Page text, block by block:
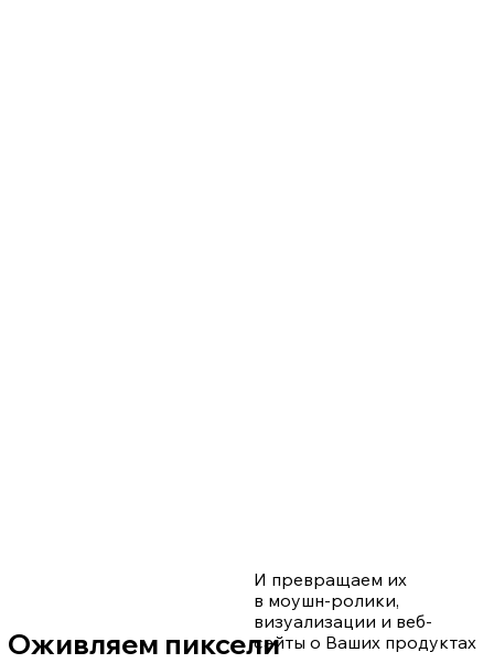
Оживляем пиксели
И превращаем их
в моушн-ролики,
визуализации и веб-
сайты о Ваших продуктах